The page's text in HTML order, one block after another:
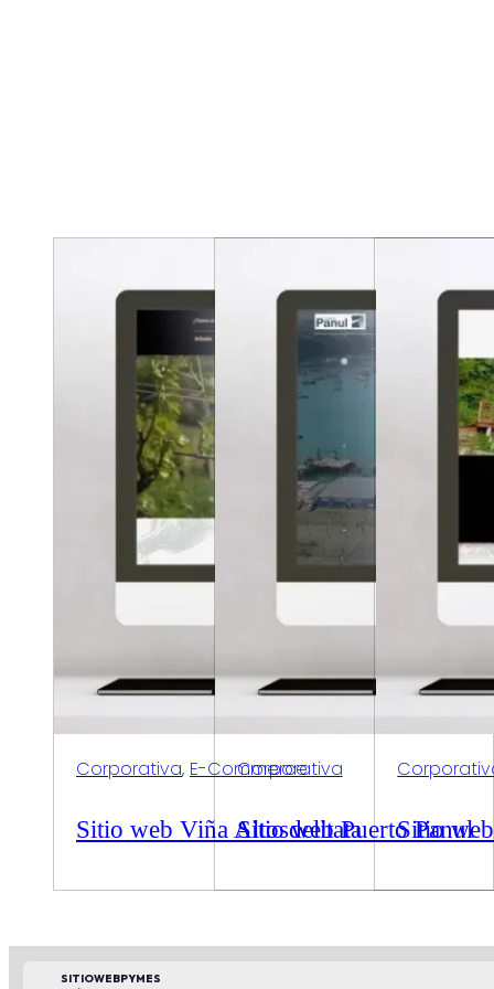
Corporativa, E-Commerce
Sitio web Viña Altosdelitata
Corporativa
Sitio web Puerto Panul
Sitio
SITIOWEBPYMES